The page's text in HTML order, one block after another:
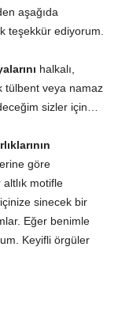
aşağıda
teşekkür ediyorum.
halkalı,
tülbent veya namaz
sizler için…
göre
motifle
sinecek bir
Eğer benimle
Keyifli örgüler